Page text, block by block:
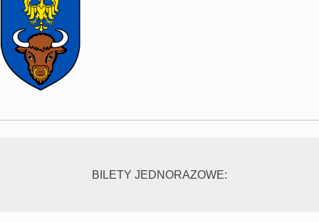
BILETY JEDNORAZOWE: